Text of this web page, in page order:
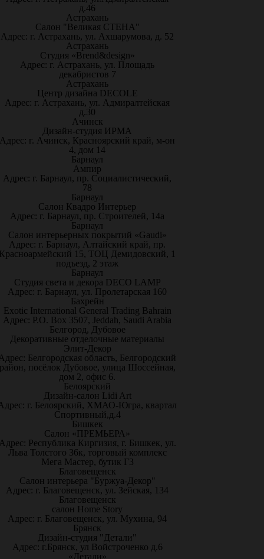
д.46
Астрахань
Салон "Великая СТЕНА"
Адрес: г. Астрахань, ул. Ахшарумова, д. 52
Астрахань
Студия «Brend&design»
Адрес: г. Астрахань, ул. Площадь
декабристов 7
Астрахань
Центр дизайна DECOLE
Адрес: г. Астрахань, ул. Адмиралтейская
д.30
Ачинск
Дизайн-студия ИРМА
Адрес: г. Ачинск, Красноярский край, м-он
4, дом 14
Барнаул
Ампир
Адрес: г. Барнаул, пр. Социалистический,
78
Барнаул
Салон Квадро Интерьер
Адрес: г. Барнаул, пр. Строителей, 14а
Барнаул
Салон интерьерных покрытий «Gaudi»
Адрес: г. Барнаул, Алтайский край, пр.
15, ТОЦ Демидовский, 1
подъезд, 2 этаж
Барнаул
Студия света и декора DECO LAMP
Адрес: г. Барнаул, ул. Пролетарская 160
Бахрейн
Exotic International General Trading Bahrain
Адрес: P.O. Box 3507, Jeddah, Saudi Arabia
Белгород, Дубовое
Декоративные отделочные материалы
Элит-Декор
Белгородская область, Белгородский
посёлок Дубовое, улица Шоссейная,
дом 2, офис 6.
Белоярский
Дизайн-салон Lidi Art
г. Белоярский, ХМАО-Югра, квартал
Спортивный,д.4
Бишкек
Салон «ПРЕМЬЕРА»
Республика Киргизия, г. Бишкек, ул.
Льва Толстого 36к, торговый комплекс
Мега Мастер, бутик Г3
Благовещенск
Салон интерьера "Буржуа-Декор"
Адрес: г. Благовещенск, ул. Зейская, 134
Благовещенск
салон Home Story
Адрес: г. Благовещенск, ул. Мухина, 94
Брянск
Дизайн-студия "Детали"
Адрес: г.Брянск, ул Войстроченко д.6
«Детали»